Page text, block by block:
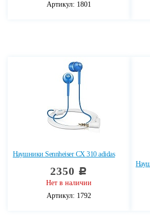
Артикул: 1801
Наушники Sennheiser CX 310 adidas
2350 c
Нет в наличии
Артикул: 1792